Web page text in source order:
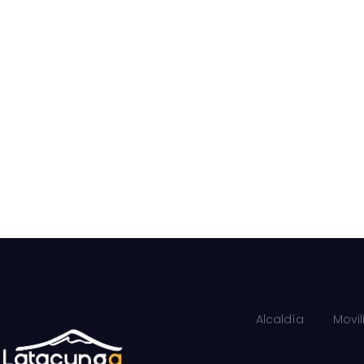
Alcaldía